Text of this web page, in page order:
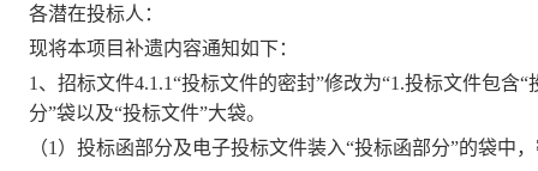
各潜在投标人：
现将本项目补遗内容通知如下：
1、 招标文件4.1.1“投标文件的密封”修改为“1.投标文件包含“
分”袋以及“投标文件”大袋。
（1）投标函部分及电子投标文件装入“投标函部分”的袋中